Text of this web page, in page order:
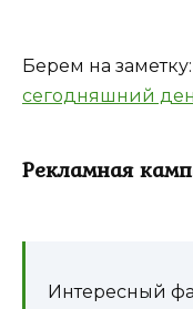
Берем на заметку:
сегодняшний
Рекламная
Интересный